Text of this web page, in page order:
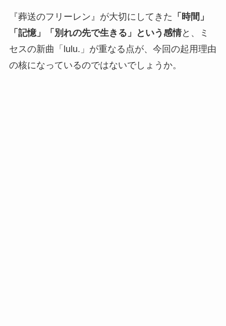
『葬送のフリーレン』が大切にしてきた 「時間」
「記憶」「別れの先で生きる」という感情と、ミ
セスの新曲「lulu.」が重なる点が、今回の起用理由
の核になっているのではないでしょうか。